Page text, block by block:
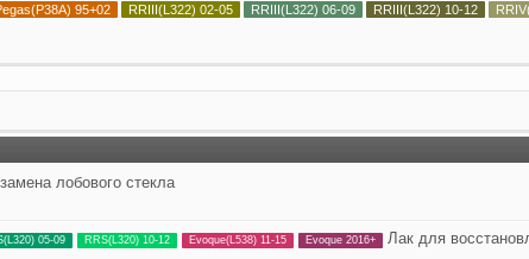
95+02 RRIII(L322) 02-05 RRIII(L322) 06-09 RRIII(L322) 10-12
лобового стекла
05-09 RRS(L320) 10-12 Evoque(L538) 11-15 Evoque 2016+
Лак для